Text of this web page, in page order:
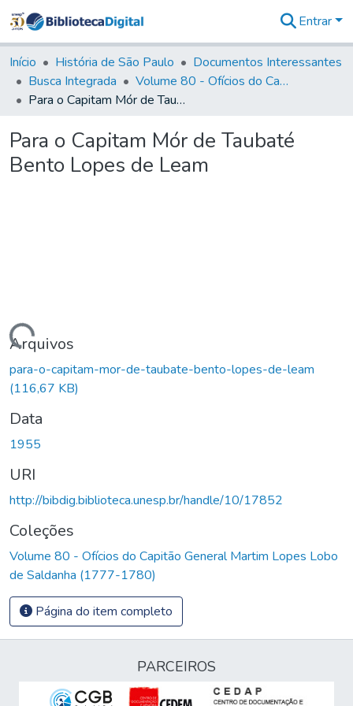
&
Coleções
Tudo na
Biblioteca
Estatísticas
Entrar
Início História de São Paulo
Documentos Interessantes
Busca Integrada
Volume 80 - Ofícios do Capitão General Martim Lopes Lobo de Saldanha (1777-1780)
Para o Capitam Mór de Taubaté Bento Lopes de Leam
Para o Capitam Mór de Taubaté
Bento Lopes de Leam
Carregando...
Arquivos
para-o-capitam-mor-de-taubate-bento-lopes-de-leam
(116,67 KB)
Data
1955
URI
http://bibdig.biblioteca.unesp.br/handle/10/17852
Coleções
Volume 80 - Ofícios do Capitão General Martim Lopes Lobo
de Saldanha (1777-1780)
Página do item completo
PARCEIROS